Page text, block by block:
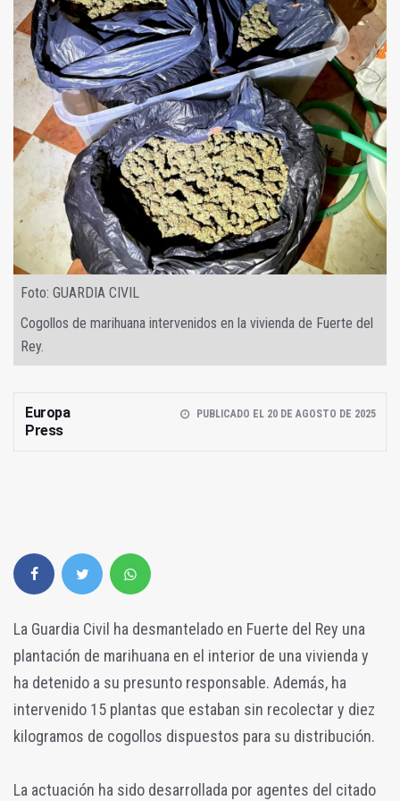
Foto: GUARDIA CIVIL
Cogollos de marihuana intervenidos en la vivienda de Fuerte del
Rey.
Europa
Press
PUBLICADO EL 20 DE AGOSTO DE 2025
La Guardia Civil ha desmantelado en Fuerte del Rey una
plantación de marihuana en el interior de una vivienda y
ha detenido a su presunto responsable. Además, ha
intervenido 15 plantas que estaban sin recolectar y diez
kilogramos de cogollos dispuestos para su distribución.
La actuación ha sido desarrollada por agentes del citado